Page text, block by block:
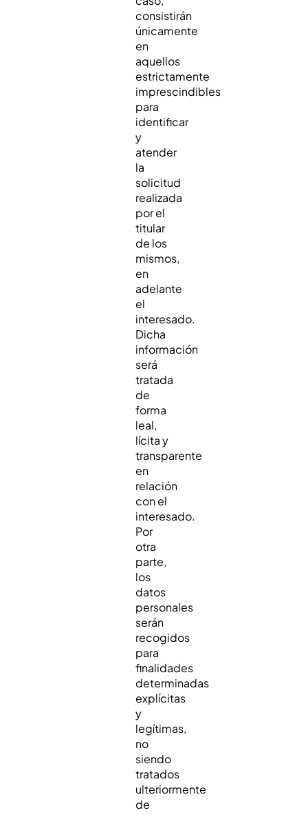
consistirán
únicamente
en
aquellos
estrictamente
imprescindibles
para
identificar
y
atender
la
solicitud
realizada
por el
titular
de los
mismos,
en
adelante
el
interesado.
Dicha
información
será
tratada
de
forma
leal,
lícita y
transparente
en
relación
con el
interesado.
Por
otra
parte,
los
datos
personales
serán
recogidos
para
finalidades
determinadas
explícitas
y
legítimas,
no
siendo
tratados
ulteriormente
de